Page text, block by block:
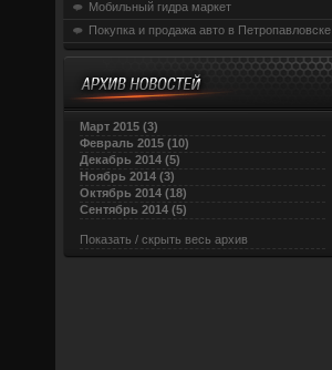
Мобильный гидра маркет
Покупка и продажа авто в Петропавловске
Март 2015 (3)
Февраль 2015 (10)
Декабрь 2014 (5)
Ноябрь 2014 (3)
Октябрь 2014 (18)
Сентябрь 2014 (5)
Показать / скрыть весь архив